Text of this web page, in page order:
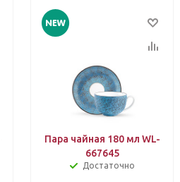
Пара чайная 180 мл WL-
667645
Достаточно